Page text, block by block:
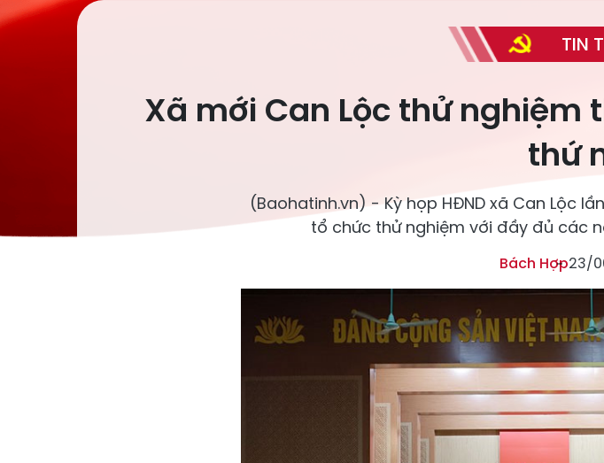
TIN
Xã mới Can Lộc thử nghiệm
thứ
(Baohatinh.vn) - Kỳ họp HĐND xã Can Lộc
tổ chức thử nghiệm với đầy đủ các
Bách Hợp23/